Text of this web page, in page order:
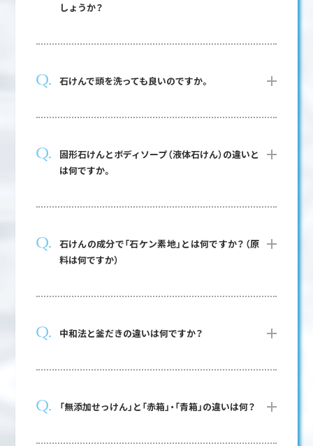
しょうか？
石けんで頭を洗っても良いのですか。
固形石けんとボディソープ（液体石けん）の違いと
は何ですか。
石けんの成分で「石ケン素地」とは何ですか？（原
料は何ですか）
中和法と釜だきの違いは何ですか？
「無添加せっけん」と「赤箱」・「青箱」の違いは何？